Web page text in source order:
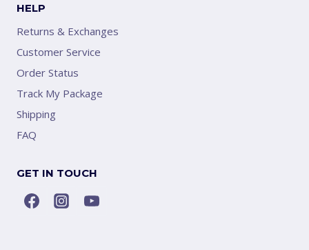
HELP
Returns & Exchanges
Customer Service
Order Status
Track My Package
Shipping
FAQ
GET IN TOUCH